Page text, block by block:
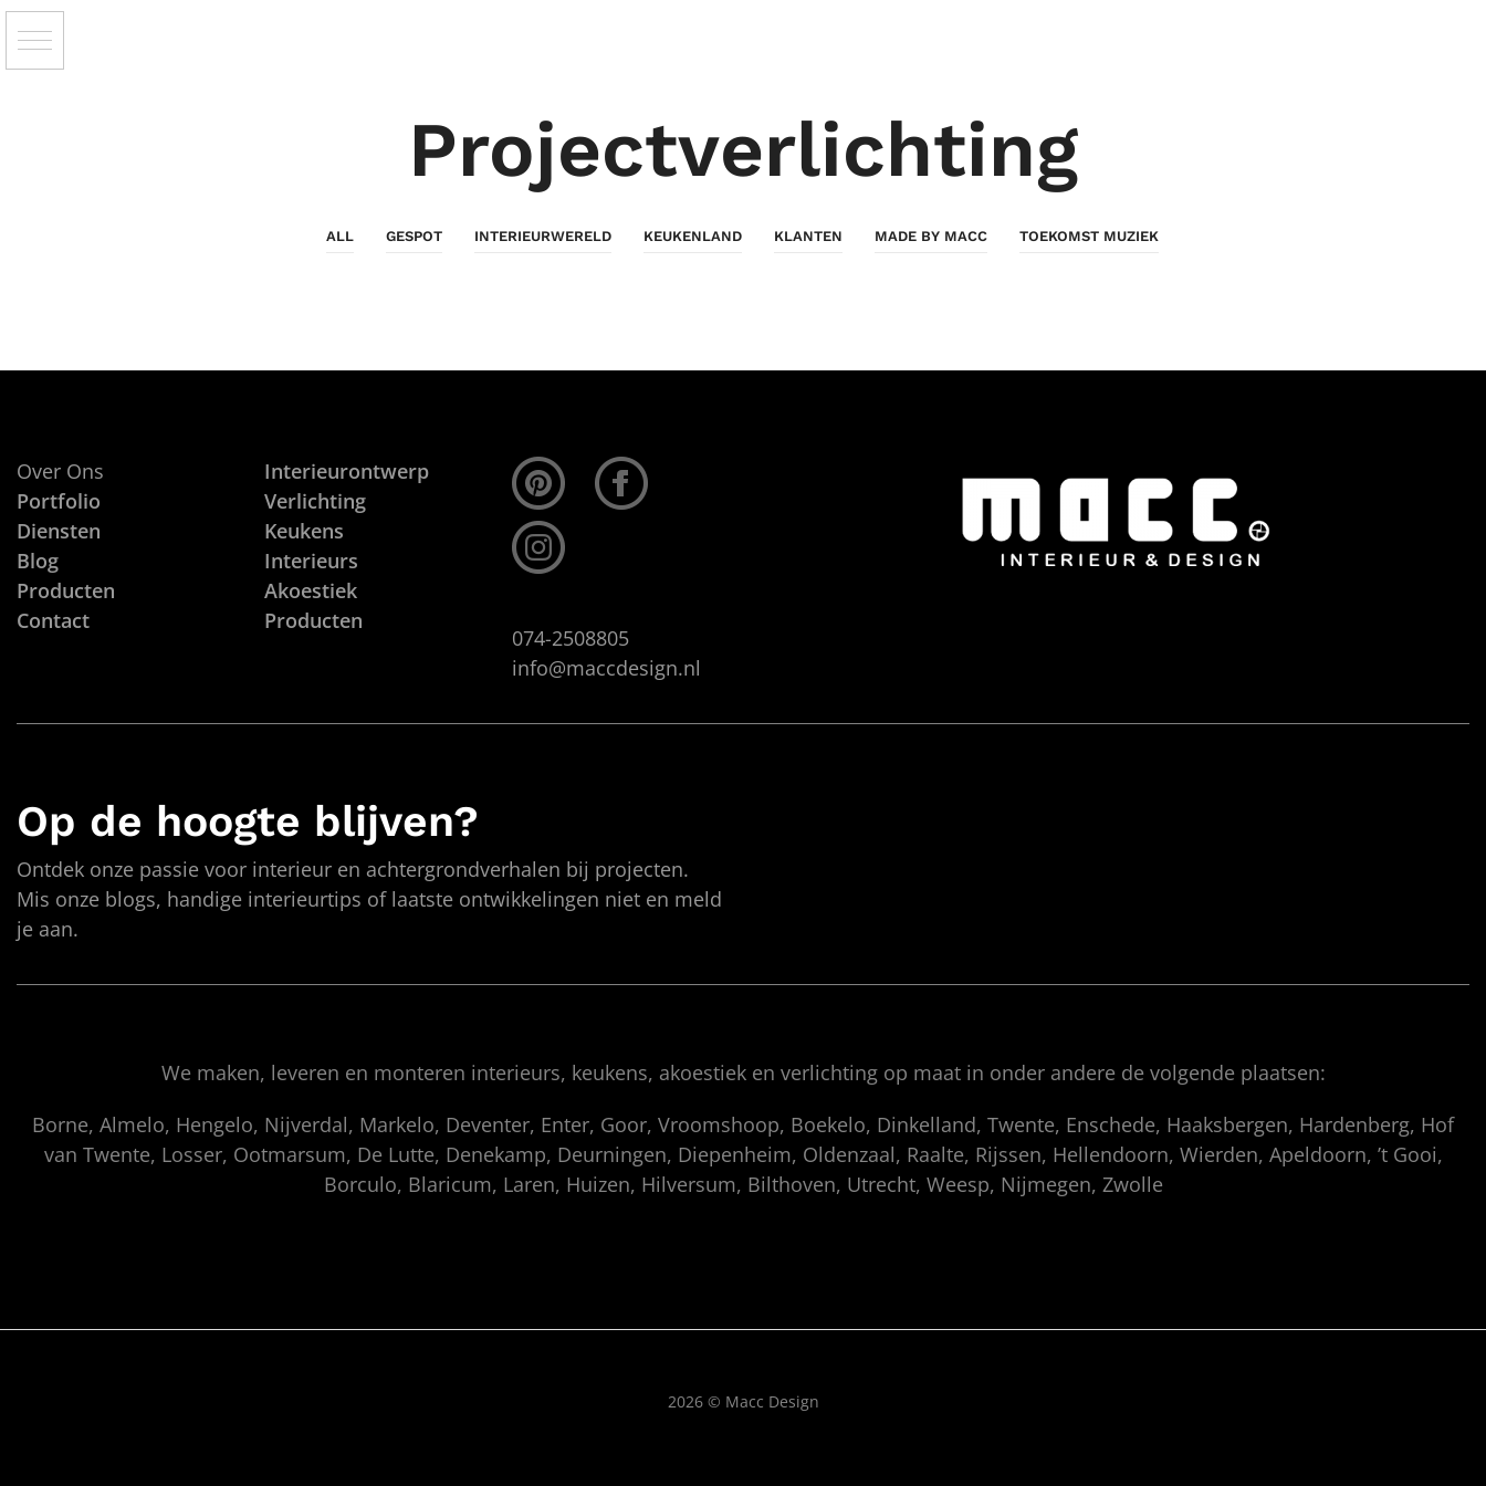
Projectverlichting
ALL GESPOT INTERIEURWERELD KEUKENLAND KLANTEN MADE BY MACC TOEKOMST MUZIEK
Over Ons
Portfolio
Diensten
Blog
Producten
Contact
Interieurontwerp
Verlichting
Keukens
Interieurs
Akoestiek
Producten
074-2508805
info@maccdesign.nl
Op de hoogte blijven?
Ontdek onze passie voor interieur en achtergrondverhalen bij projecten.
Mis onze blogs, handige interieurtips of laatste ontwikkelingen niet en meld
je aan.
We maken, leveren en monteren interieurs, keukens, akoestiek en verlichting op maat in onder andere de volgende plaatsen:
Borne, Almelo, Hengelo, Nijverdal, Markelo, Deventer, Enter, Goor, Vroomshoop, Boekelo, Dinkelland, Twente, Enschede, Haaksbergen, Hardenberg, Hof
van Twente, Losser, Ootmarsum, De Lutte, Denekamp, Deurningen, Diepenheim, Oldenzaal, Raalte, Rijssen, Hellendoorn, Wierden, Apeldoorn, ’t Gooi,
Borculo, Blaricum, Laren, Huizen, Hilversum, Bilthoven, Utrecht, Weesp, Nijmegen, Zwolle
2026 © Macc Design